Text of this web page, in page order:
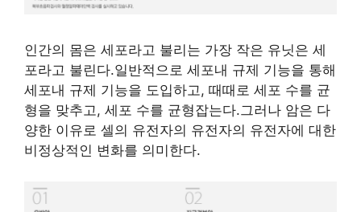
인간의 몸은 세포라고 불리는 가장 작은 유닛은 세
포라고 불린다.일반적으로 세포내 규제 기능을 통해
세포내 규제 기능을 도입하고, 때때로 세포 수를 균
형을 맞추고, 세포 수를 균형잡는다.그러나 암은 다
양한 이유로 셀의 유전자의 유전자의 유전자에 대한
비정상적인 변화를 의미한다.